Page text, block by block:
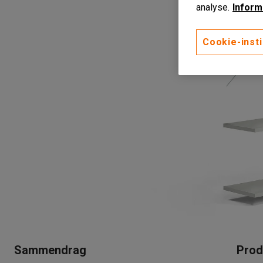
Sammendrag
analyse.
Cookie-